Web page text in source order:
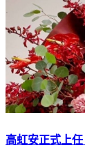
高虹安正式上